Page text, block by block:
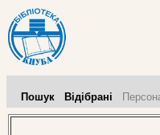
Пошук Відібрані